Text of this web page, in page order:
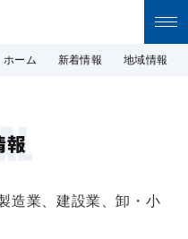
ホーム 新着情報 地域情報
報
造業、建設業、卸・小